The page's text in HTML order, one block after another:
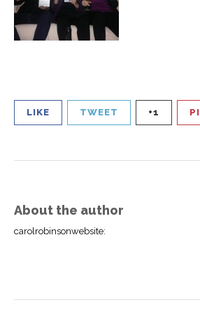
LIKE TWEET +1
About the author
carolrobinsonwebsite: